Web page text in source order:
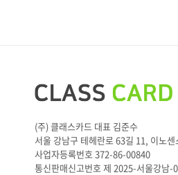
(주) 클래스카드 대표 김준수
서울 강남구 테헤란로 63길 11, 이노
사업자등록번호 372-86-00840
통신판매신고번호 제 2025-서울강남-